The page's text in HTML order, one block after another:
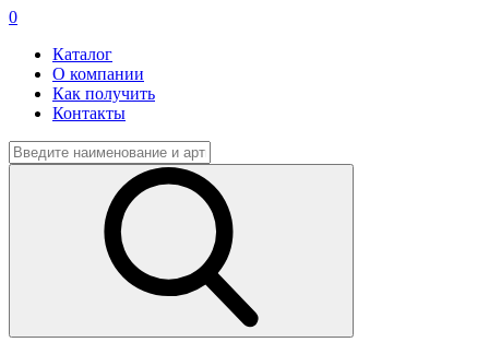
0
Каталог
О компании
Как получить
Контакты